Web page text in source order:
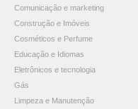
Comunicação e marketing
Construção e Imóveis
Cosméticos e Perfume
Educação e Idiomas
Eletrônicos e tecnologia
Gás
Limpeza e Manutenção